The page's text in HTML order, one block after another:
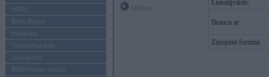
MINI
Rolls-Royce
Pasākumi
Vadāmības tests
Autosports
BMWPower aktuāli
Lietotājvārds:
Braucu ar:
Ziņojumi forumā: